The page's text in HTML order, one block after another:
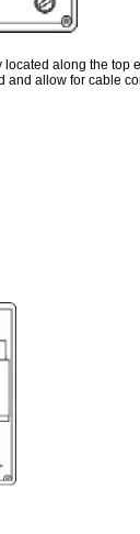
along the top
and allow for cable